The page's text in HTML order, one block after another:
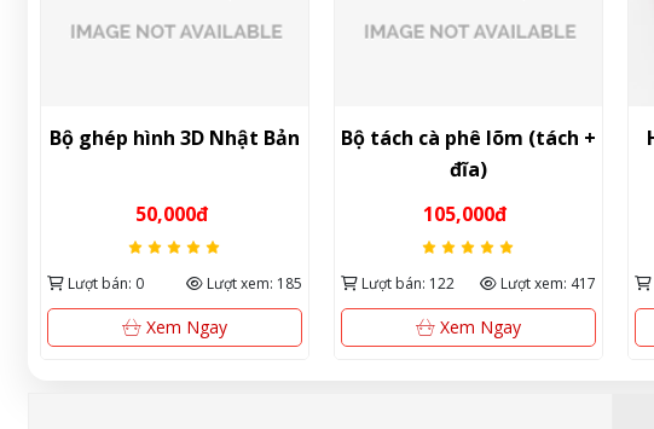
Bộ ghép hình 3D Nhật Bản
50,000đ
Lượt bán: 0 Lượt xem: 185
Xem Ngay
Bộ tách cà phê lõm (tách +
đĩa)
105,000đ
Lượt bán: 122 Lượt xem: 417
Xem Ngay